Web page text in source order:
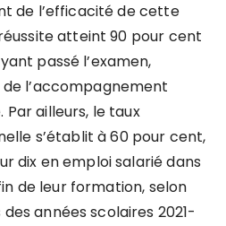
de l’efficacité de cette
atteint 90 pour cent
passé l’examen,
l’accompagnement
ailleurs, le taux
s’établit à 60 pour cent,
dix en emploi salarié dans
de leur formation, selon
années scolaires 2021-